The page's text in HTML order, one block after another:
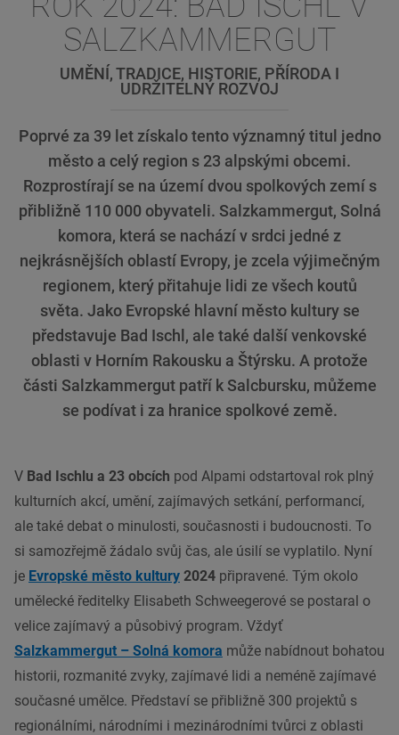
SALZKAMMERGUT
UMĚNÍ, TRADICE, HISTORIE, PŘÍRODA I
UDRŽITELNÝ ROZVOJ
Poprvé za 39 let získalo tento významný titul jedno
město a celý region s 23 alpskými obcemi.
Rozprostírají se na území dvou spolkových zemí s
přibližně 110 000 obyvateli. Salzkammergut, Solná
komora, která se nachází v srdci jedné z
nejkrásnějších oblastí Evropy, je zcela výjimečným
regionem, který přitahuje lidi ze všech koutů
světa. Jako Evropské hlavní město kultury se
představuje Bad Ischl, ale také další venkovské
oblasti v Horním Rakousku a Štýrsku. A protože
části Salzkammergut patří k Salcbursku, můžeme
se podívat i za hranice spolkové země.
V Bad Ischlu a 23 obcích pod Alpami odstartoval rok plný
kulturních akcí, umění, zajímavých setkání, performancí,
ale také debat o minulosti, současnosti i budoucnosti. To
si samozřejmě žádalo svůj čas, ale úsilí se vyplatilo. Nyní
je Evropské město kultury 2024 připravené. Tým okolo
umělecké ředitelky Elisabeth Schweegerové se postaral o
velice zajímavý a působivý program. Vždyť
Salzkammergut – Solná komora může nabídnout bohatou
historii, rozmanité zvyky, zajímavé lidi a neméně zajímavé
současné umělce. Představí se přibližně 300 projektů s
regionálními, národními i mezinárodními tvůrci z oblasti